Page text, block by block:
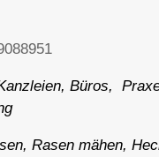
Büros,
Rasen mähen,